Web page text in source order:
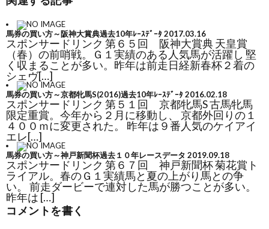
馬券の買い方～阪神大賞典過去10年ﾚｰｽﾃﾞｰﾀ 2017.03.16
スポンサードリンク 第６５回 阪神大賞典 天皇賞
（春）の前哨戦。Ｇ１実績のある人気馬が活躍し 堅
く収まることが多い。昨年は前走日経新春杯２着の
シェヴ[…]
馬券の買い方～京都牝馬S(2016)過去10年ﾚｰｽﾃﾞｰﾀ 2016.02.18
スポンサードリンク 第５１回 京都牝馬S 古馬牝馬
限定重賞。今年から２月に移動し、 京都外回りの１
４００ｍに変更された。 昨年は９番人気のケイアイ
エレ[…]
馬券の買い方～神戸新聞杯過去１０年レースデータ 2019.09.18
スポンサードリンク 第６７回 神戸新聞杯 菊花賞ト
ライアル。春のＧ１実績馬と夏の上がり馬との争
い。 前走ダービーで連対した馬が勝つことが多い。
昨年は […]
コメントを書く